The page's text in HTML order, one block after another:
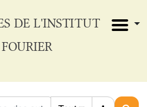
DE L'INSTITUT
FOURIER